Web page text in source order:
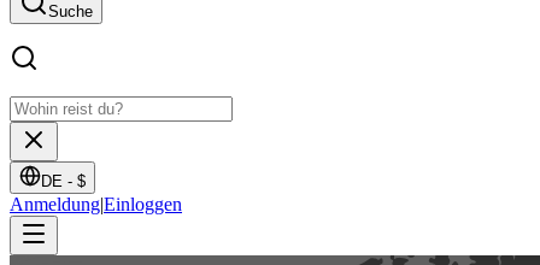
Suche
DE - $
Anmeldung|Einloggen